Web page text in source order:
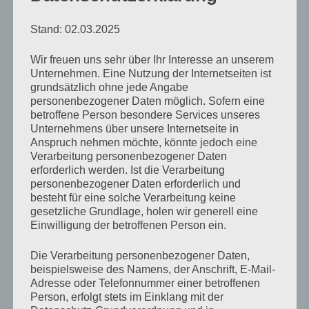
Du fehlst mir #5: Willy Fritsch – Du
bist das Liebste (141)
vonRocko Kakoschke Januar 28, 2011
Kommentare
„Willy
Fritsch
–
Du
bist
Liebste,
das
mir
je
Hier klicken, um den Inhalt von YouTube
anzuzeigen.
YouTube.
Inhalt von YouTube immer anzeigen
Stand: 02.03.2025
Wir freuen uns sehr über Ihr Interesse an unserem
Unternehmen. Eine Nutzung der Internetseiten ist
grundsätzlich ohne jede Angabe
personenbezogener Daten möglich. Sofern eine
betroffene Person besondere Services unseres
Unternehmens über unsere Internetseite in
Anspruch nehmen möchte, könnte jedoch eine
Verarbeitung personenbezogener Daten
erforderlich werden. Ist die Verarbeitung
personenbezogener Daten erforderlich und
besteht für eine solche Verarbeitung keine
gesetzliche Grundlage, holen wir generell eine
Einwilligung der betroffenen Person ein.
Die Verarbeitung personenbezogener Daten,
beispielsweise des Namens, der Anschrift, E-Mail-
Adresse oder Telefonnummer einer betroffenen
Person, erfolgt stets im Einklang mit der